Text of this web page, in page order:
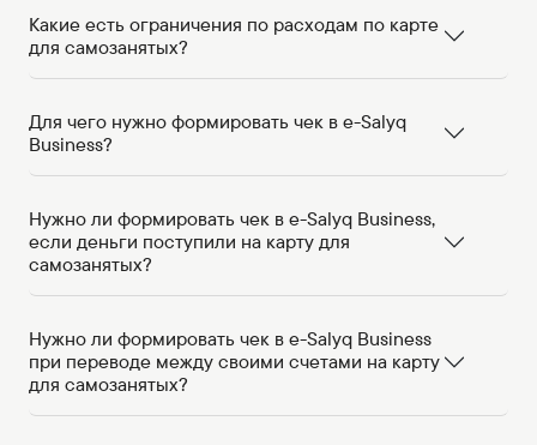
Какие есть ограничения по расходам по карте
для самозанятых?
Для чего нужно формировать чек в e-Salyq
Business?
Нужно ли формировать чек в e-Salyq Business,
если деньги поступили на карту для
самозанятых?
Нужно ли формировать чек в e-Salyq Business
при переводе между своими счетами на карту
для самозанятых?